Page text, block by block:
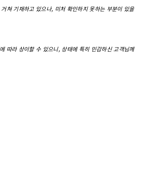
쳐 기재하고 있으나, 미처 확인하지 못하는 부분이 있을
따라 상이할 수 있으니, 상태에 특히 민감하신 고객님께